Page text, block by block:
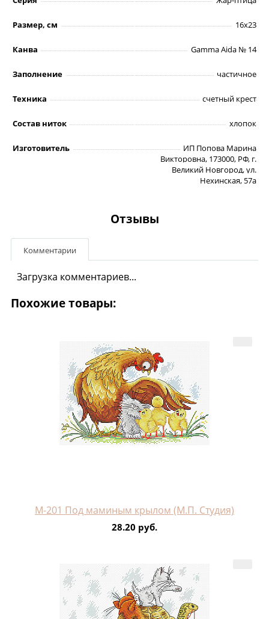
Размер, см 16х23
Канва Gamma Aida № 14
Заполнение частичное
Техника счетный крест
Состав ниток хлопок
Изготовитель
ИП Попова Марина
Викторовна, 173000, РФ, г.
Великий Новгород, ул.
Нехинская, 57а
Отзывы
Комментарии
Загрузка комментариев...
Похожие товары:
М-201 Под маминым крылом (М.П. Студия)
28.20 руб.